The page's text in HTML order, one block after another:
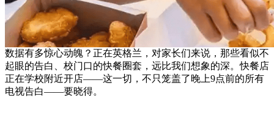
数据有多惊心动魄？正在英格兰，对家长们来说，那些看似不
起眼的告白、校门口的快餐圈套，远比我们想象的深。快餐店
正在学校附近开店——这一切，不只笼盖了晚上9点前的所有
电视告白——要晓得。